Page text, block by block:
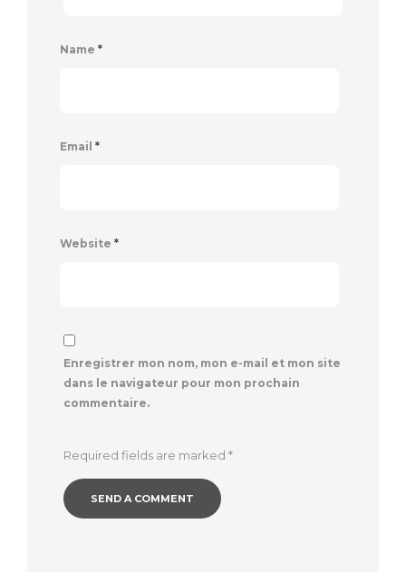
Name *
Email *
Website *
Enregistrer mon nom, mon e-mail et mon site
dans le navigateur pour mon prochain
commentaire.
Required fields are marked *